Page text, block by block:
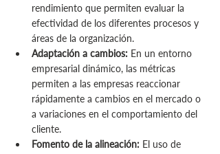
rendimiento que permiten evaluar la
efectividad de los diferentes procesos y
áreas de la organización.
Adaptación a cambios: En un entorno
empresarial dinámico, las métricas
permiten a las empresas reaccionar
rápidamente a cambios en el mercado o
a variaciones en el comportamiento del
cliente.
Fomento de la alineación: El uso de